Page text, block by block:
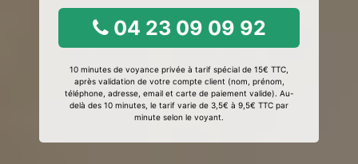
04 23 09 09 92
10 minutes de voyance privée à tarif spécial de 15€ TTC,
après validation de votre compte client (nom, prénom,
téléphone, adresse, email et carte de paiement valide). Au-
delà des 10 minutes, le tarif varie de 3,5€ à 9,5€ TTC par
minute selon le voyant.